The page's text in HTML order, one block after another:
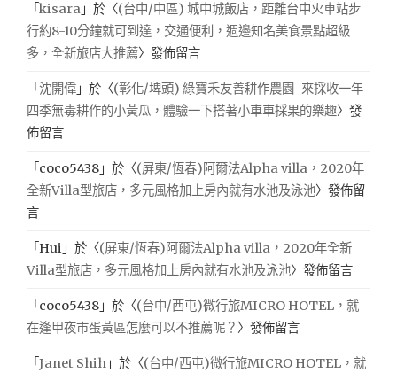
「kisara 」於〈(台中/中區) 城中城飯店，距離台中火車站步
行約8-10分鐘就可到達，交通便利，週邊知名美食景點超級
多，全新旅店大推薦〉發佈留言
「沈開偉 」於〈(彰化/埤頭) 綠寶禾友善耕作農園-來採收一年
四季無毒耕作的小黃瓜，體驗一下搭著小車車採果的樂趣〉發
佈留言
「 coco5438 」於〈(屏東/恆春)阿爾法Alpha villa，2020年
全新Villa型旅店，多元風格加上房內就有水池及泳池〉發佈留
言
「Hui 」於〈(屏東/恆春)阿爾法Alpha villa，2020年全新
Villa型旅店，多元風格加上房內就有水池及泳池〉發佈留言
「 coco5438 」於〈(台中/西屯)微行旅MICRO HOTEL，就
在逢甲夜市蛋黃區怎麼可以不推薦呢？ 〉發佈留言
「Janet Shih 」於〈(台中/西屯)微行旅MICRO HOTEL，就